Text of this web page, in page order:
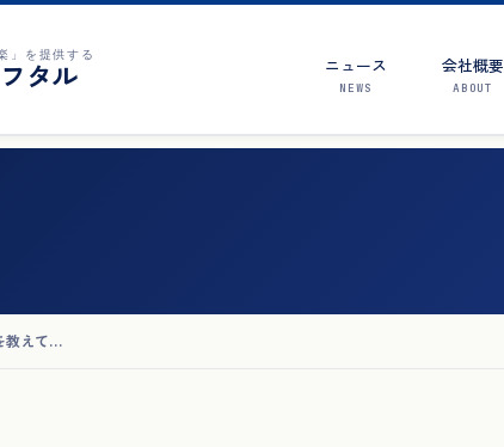
」を提供する
タル ニュース
NEWS
会社概要
ABOUT
プログラミングを教えて気づいたこと